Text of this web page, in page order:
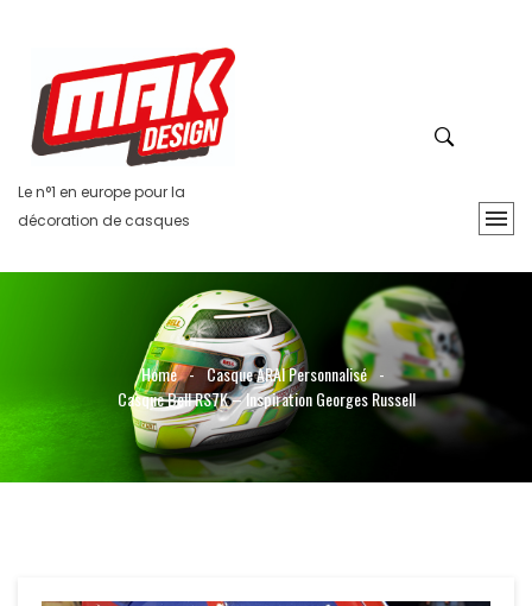
Le n°1 en europe pour la
décoration de casques
Home - Casque ARAI Personnalisé -
Casque Bell RS7K – Inspiration Georges Russell